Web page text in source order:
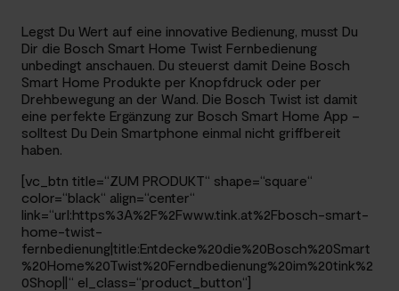
Legst Du Wert auf eine innovative Bedienung, musst Du
Dir die Bosch Smart Home Twist Fernbedienung
unbedingt anschauen. Du steuerst damit Deine Bosch
Smart Home Produkte per Knopfdruck oder per
Drehbewegung an der Wand. Die Bosch Twist ist damit
eine perfekte Ergänzung zur Bosch Smart Home App –
solltest Du Dein Smartphone einmal nicht griffbereit
haben.
[vc_btn title=“ZUM PRODUKT“ shape=“square“
color=“black“ align=“center“
link=“url:https%3A%2F%2Fwww.tink.at%2Fbosch-smart-
home-twist-
fernbedienung|title:Entdecke%20die%20Bosch%20Smart
%20Home%20Twist%20Ferndbedienung%20im%20tink%2
0Shop||“ el_class=“product_button“]